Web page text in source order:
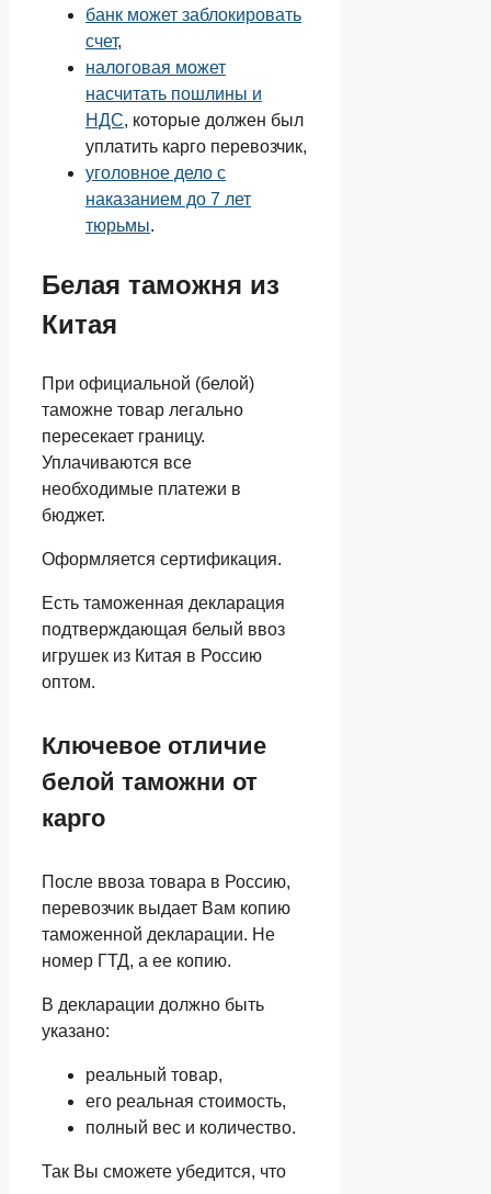
банк может заблокировать
счет,
налоговая может
насчитать пошлины и
НДС, которые должен был
уплатить карго перевозчик,
уголовное дело с
наказанием до 7 лет
тюрьмы.
Белая таможня из
Китая
При официальной (белой)
таможне товар легально
пересекает границу.
Уплачиваются все
необходимые платежи в
бюджет.
Оформляется сертификация.
Есть таможенная декларация
подтверждающая белый ввоз
игрушек из Китая в Россию
оптом.
Ключевое отличие
белой таможни от
карго
После ввоза товара в Россию,
перевозчик выдает Вам копию
таможенной декларации. Не
номер ГТД, а ее копию.
В декларации должно быть
указано:
реальный товар,
его реальная стоимость,
полный вес и количество.
Так Вы сможете убедится, что